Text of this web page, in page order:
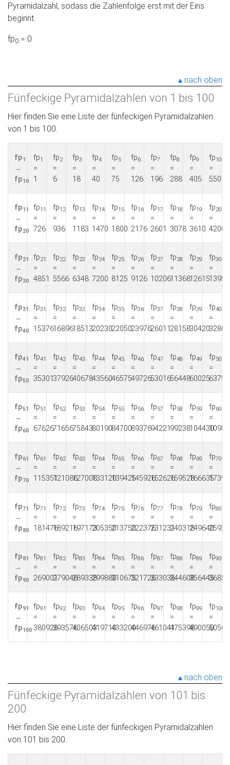
Pyramidalzahl, sodass die Zahlenfolge erst mit der Eins
beginnt.
fp0 = 0
nach oben
Fünfeckige Pyramidalzahlen von 1 bis 100
Hier finden Sie eine Liste der fünfeckigen Pyramidalzahlen
von 1 bis 100.
fp1
→
fp10
fp1
=
1
fp2
=
6
fp3
=
18
fp4
=
40
fp5
=
75
fp6
=
126
fp7
=
196
fp8
=
288
fp9
=
405
fp10
=
550
fp11
→
fp20
fp11
=
726
fp12
=
936
fp13
=
1183
fp14
=
1470
fp15
=
1800
fp16
=
2176
fp17
=
2601
fp18
=
3078
fp19
=
3610
fp20
=
4200
fp21
→
fp30
fp21
=
4851
fp22
=
5566
fp23
=
6348
fp24
=
7200
fp25
=
8125
fp26
=
9126
fp27
=
10206
fp28
=
11368
fp29
=
12615
fp30
=
13950
fp31
→
fp40
fp31
=
15376
fp32
=
16896
fp33
=
18513
fp34
=
20230
fp35
=
22050
fp36
=
23976
fp37
=
26011
fp38
=
28158
fp39
=
30420
fp40
=
32800
fp41
→
fp50
fp41
=
35301
fp42
=
37926
fp43
=
40678
fp44
=
43560
fp45
=
46575
fp46
=
49726
fp47
=
53016
fp48
=
56448
fp49
=
60025
fp50
=
63750
fp51
→
fp60
fp51
=
67626
fp52
=
71656
fp53
=
75843
fp54
=
80190
fp55
=
84700
fp56
=
89376
fp57
=
94221
fp58
=
99238
fp59
=
104430
fp60
=
fp61
→
fp70
fp61
=
115351
fp62
=
121086
fp63
=
127008
fp64
=
133120
fp65
=
139425
fp66
=
145926
fp67
=
152626
fp68
=
159528
fp69
=
166635
fp70
=
fp71
→
fp80
fp71
=
181476
fp72
=
189216
fp73
=
197173
fp74
=
205350
fp75
=
213750
fp76
=
222376
fp77
=
231231
fp78
=
240318
fp79
=
249640
fp80
=
fp81
→
fp90
fp81
=
269001
fp82
=
279046
fp83
=
289338
fp84
=
299880
fp85
=
310675
fp86
=
321726
fp87
=
333036
fp88
=
344608
fp89
=
356445
fp90
=
fp91
→
fp100
fp91
=
380926
fp92
=
393576
fp93
=
406503
fp94
=
419710
fp95
=
433200
fp96
=
446976
fp97
=
461041
fp98
=
475398
fp99
=
490050
fp100
=
nach oben
Fünfeckige Pyramidalzahlen von 101 bis
200
Hier finden Sie eine Liste der fünfeckigen Pyramidalzahlen
von 101 bis 200.